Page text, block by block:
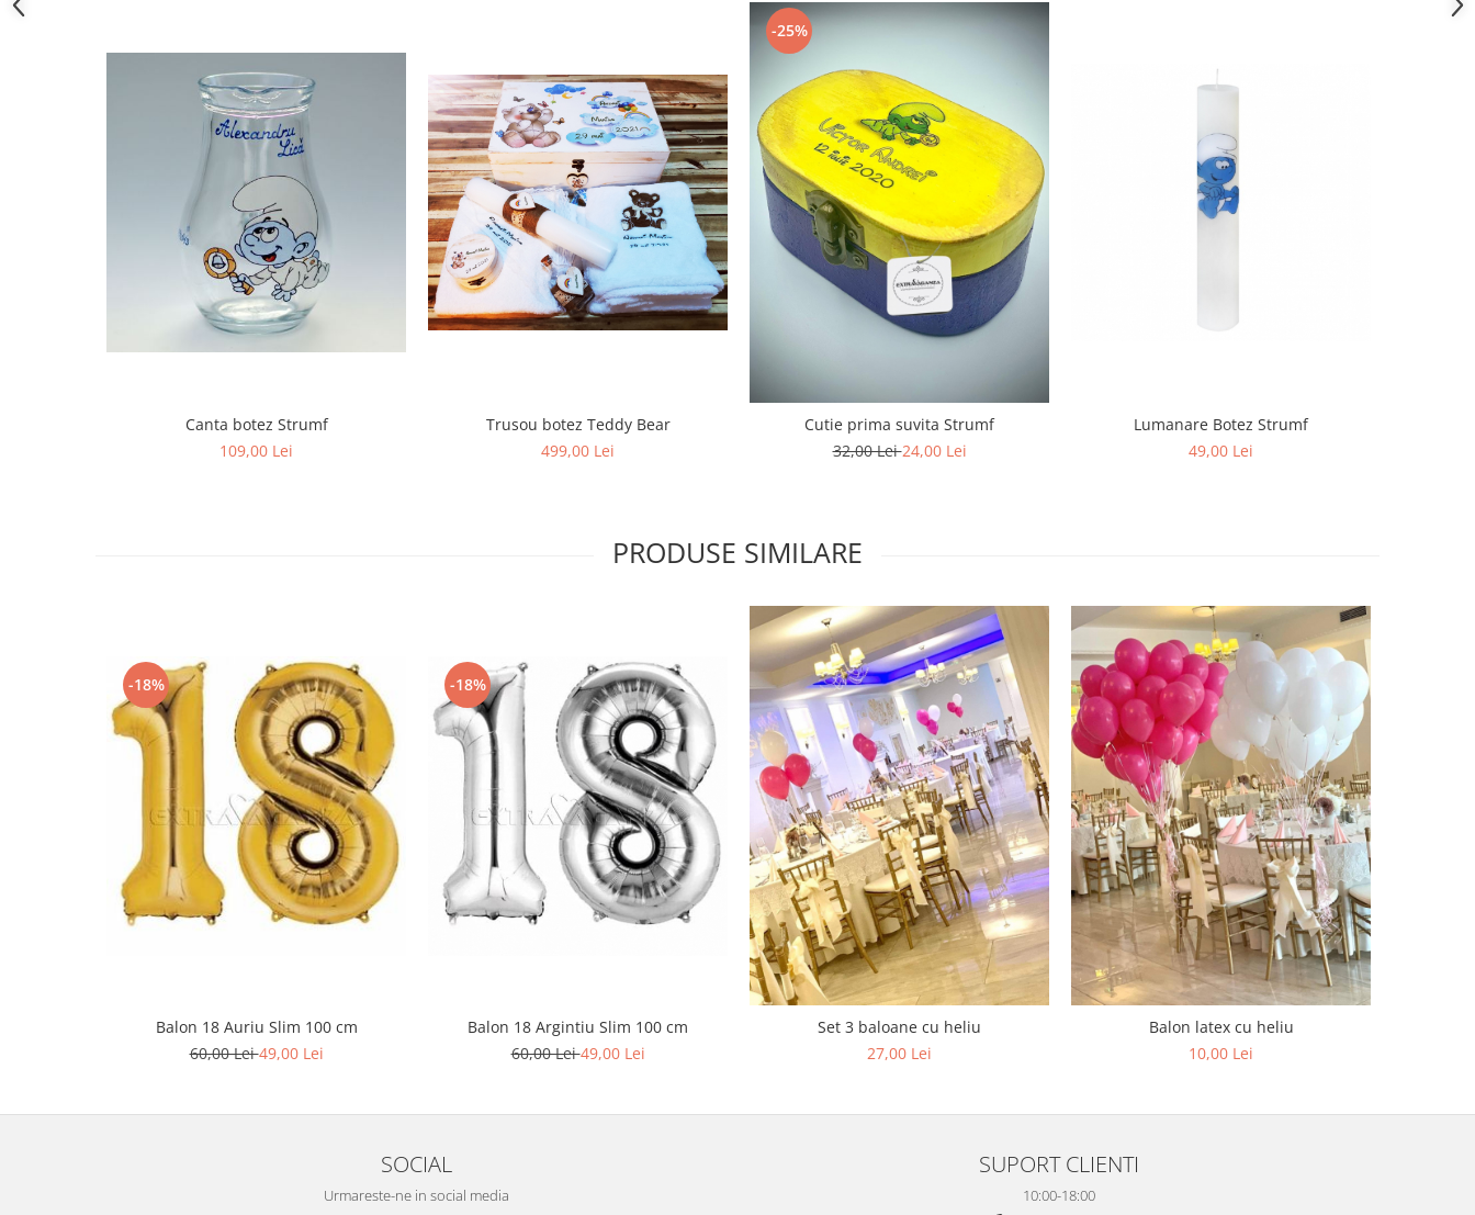
Canta botez Strumf
109,00 Lei
Trusou botez Teddy Bear
499,00 Lei
-25%
Cutie prima suvita Strumf
32,00 Lei24,00 Lei
Lumanare Botez Strumf
49,00 Lei
PRODUSE SIMILARE
-18%
Balon 18 Auriu Slim 100 cm
60,00 Lei49,00 Lei
-18%
Balon 18 Argintiu Slim 100 cm
60,00 Lei49,00 Lei
Set 3 baloane cu heliu
27,00 Lei
Balon latex cu heliu
10,00 Lei
SOCIAL
Urmareste-ne in social media
SUPORT CLIENTI
10:00-18:00